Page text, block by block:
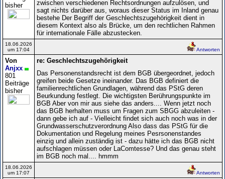
bisher
zwischen verschiedenen Rechtsordnungen aufzulösen, und
sagt nichts darüber aus, woraus dieser Status im Inland genau
bestehe Der Begriff der Geschlechtszugehörigkeit dient in
diesem Kontext also als Brücke, um den rechtlichen Rahmen
für internationale Fälle abzustecken.
18.06.2026
um 17:04
Antworten
Von
Anjxx
801
Beiträge
bisher
re: Geschlechtszugehörigkeit
Das Personenstandsrecht ist dem BGB übergeordnet, jedoch
greifen beide Gesetze ineinander. Das BGB definiert die
familienrechtlichen Grundlagen, während das PStG deren
Beurkundung festlegt. Die wichtigsten Berührungspunkte im
BGB Aber von mir aus siehe das anders.... Wenn jetzt noch
das BGB herhalten muss um Fragen zum SBGG abzuleiten -
dann gebe ich auf - Vielleicht findet sich auch noch was in der
Grundwasserschutzverordnung Also dass das PStG für die
Dokumentation und Regelung meines Pesrsonenstandes
einzig und allein zuständig ist - dazu hätte ich das BGB nicht
aufschlagen müssen oder LaComtesse? Und das genau steht
im BGB noch mal.... hmmm
18.06.2026
um 17:07
Antworten